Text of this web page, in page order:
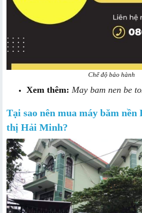
Chế độ bảo hành
Xem thêm: May bam nen be
Tại sao nên mua máy băm nền
thị Hải Minh?